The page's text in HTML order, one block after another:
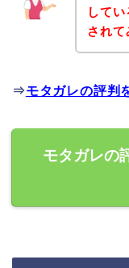
して
され
⇒モタガレの評判
モタガレの